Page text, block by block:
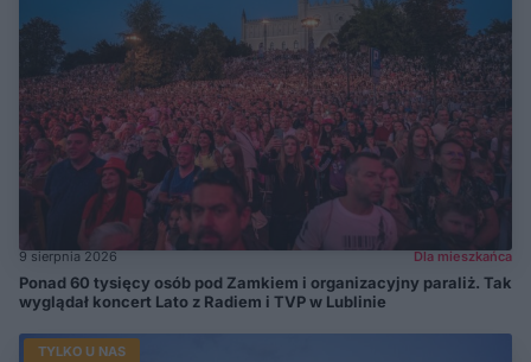
9 sierpnia 2026 Dla mieszkańca
Ponad 60 tysięcy osób pod Zamkiem i organizacyjny paraliż. Tak
wyglądał koncert Lato z Radiem i TVP w Lublinie
TYLKO U NAS